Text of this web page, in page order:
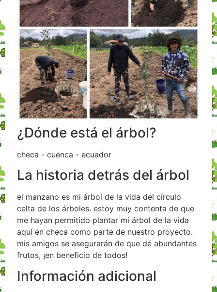
¿Dónde está el árbol?
checa - cuenca - ecuador
La historia detrás del árbol
el manzano es mi árbol de la vida del círculo
celta de los árboles. estoy muy contenta de que
me hayan permitido plantar mi árbol de la vida
aquí en checa como parte de nuestro proyecto.
mis amigos se asegurarán de que dé abundantes
frutos, ¡en beneficio de todos!
Información adicional